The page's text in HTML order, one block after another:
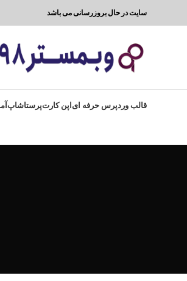
سایت در حال بروزرسانی می باشد
قالب وردپرس حرفه ایاپن کارتپرستاشاپ